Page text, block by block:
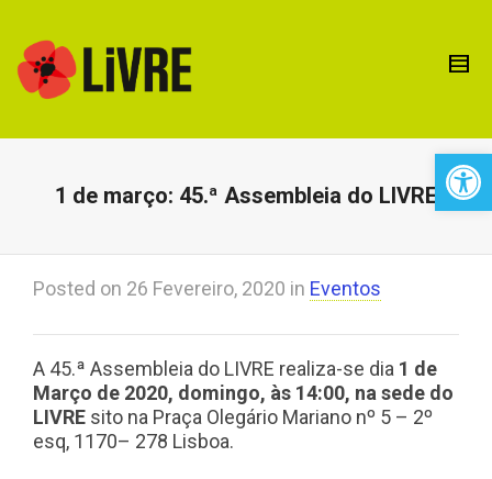
1 de março: 45.ª Assembleia do LIVRE
Posted on 26 Fevereiro, 2020 in Eventos
A 45.ª Assembleia do LIVRE realiza-se dia 1 de
Março de 2020, domingo, às 14:00, na sede do
LIVRE sito na Praça Olegário Mariano nº 5 – 2º
esq, 1170– 278 Lisboa.